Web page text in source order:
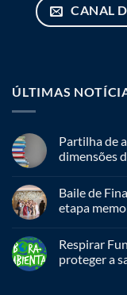
CANAL
ÚLTIMAS
Partilha de
dimensões
Baile de
etapa
Respirar
proteger a